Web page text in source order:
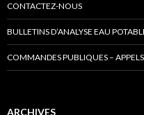
CONTACTEZ-NOUS
BULLETINS D’ANALYSE EAU
COMMANDES PUBLIQUES – APPELS
ARCHIVES